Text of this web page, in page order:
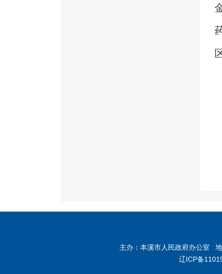
主办：本溪市人民政府办公室
辽ICP备